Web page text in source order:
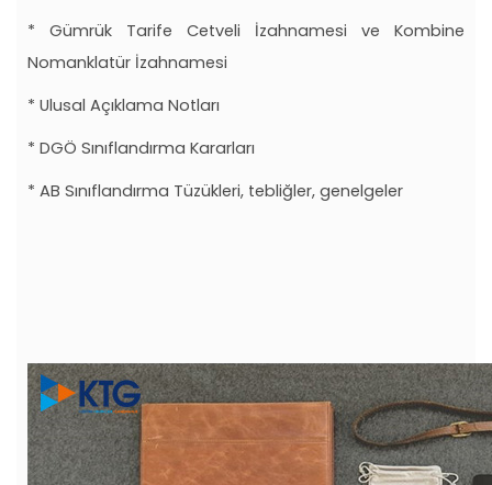
* Gümrük Tarife Cetveli İzahnamesi ve Kombine
Nomanklatür İzahnamesi
* Ulusal Açıklama Notları
* DGÖ Sınıflandırma Kararları
* AB Sınıflandırma Tüzükleri, tebliğler, genelgeler